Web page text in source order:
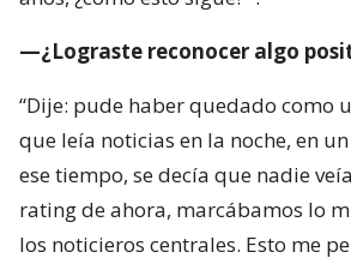
—¿Lograste reconocer algo
“Dije: pude haber quedado como
que leía noticias en la noche, en
ese tiempo, se decía que nadie
rating de ahora, marcábamos lo
los noticieros centrales. Esto me